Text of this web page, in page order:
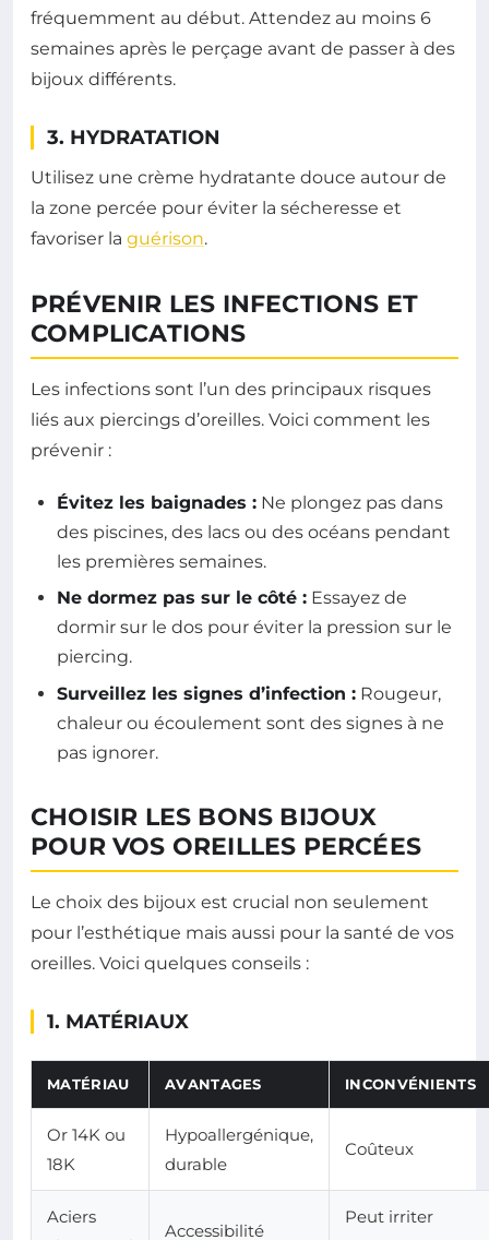
fréquemment au début. Attendez au moins 6
semaines après le perçage avant de passer à des
bijoux différents.
3. HYDRATATION
Utilisez une crème hydratante douce autour de
la zone percée pour éviter la sécheresse et
favoriser la guérison.
PRÉVENIR LES INFECTIONS ET
COMPLICATIONS
Les infections sont l’un des principaux risques
liés aux piercings d’oreilles. Voici comment les
prévenir :
Évitez les baignades : Ne plongez pas dans
des piscines, des lacs ou des océans pendant
les premières semaines.
Ne dormez pas sur le côté : Essayez de
dormir sur le dos pour éviter la pression sur le
piercing.
Surveillez les signes d’infection : Rougeur,
chaleur ou écoulement sont des signes à ne
pas ignorer.
CHOISIR LES BONS BIJOUX
POUR VOS OREILLES PERCÉES
Le choix des bijoux est crucial non seulement
pour l’esthétique mais aussi pour la santé de vos
oreilles. Voici quelques conseils :
1. MATÉRIAUX
MATÉRIAU AVANTAGES INCONVÉNIENTS
Or 14K ou
18K
Hypoallergénique,
durable
Coûteux
Aciers
Accessibilité
Peut irriter